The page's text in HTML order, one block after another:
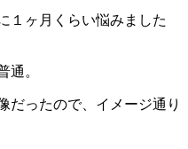
１ヶ月くらい悩みました
通。
だったので、イメージ通り